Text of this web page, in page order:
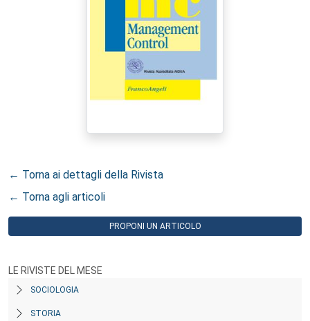
← Torna ai dettagli della Rivista
← Torna agli articoli
PROPONI UN ARTICOLO
LE RIVISTE DEL MESE
SOCIOLOGIA
STORIA